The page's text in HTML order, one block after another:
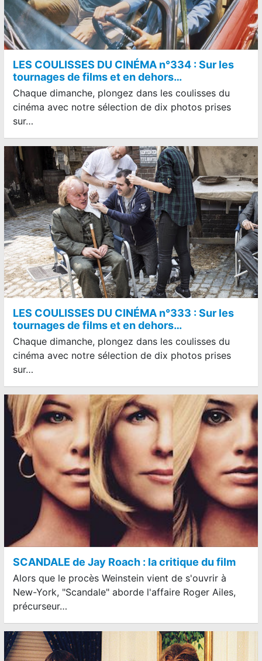
LES COULISSES DU CINÉMA n°334 : Sur les
tournages de films et en dehors…
Chaque dimanche, plongez dans les coulisses du
cinéma avec notre sélection de dix photos prises
sur…
LES COULISSES DU CINÉMA n°333 : Sur les
tournages de films et en dehors…
Chaque dimanche, plongez dans les coulisses du
cinéma avec notre sélection de dix photos prises
sur…
SCANDALE de Jay Roach : la critique du film
Alors que le procès Weinstein vient de s'ouvrir à
New-York, "Scandale" aborde l'affaire Roger Ailes,
précurseur…